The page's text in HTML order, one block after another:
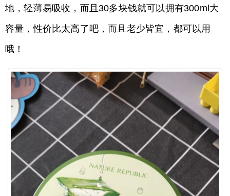
地，轻薄易吸收，而且30多块钱就可以拥有300ml大
容量，性价比太高了吧，而且老少皆宜，都可以用
哦！